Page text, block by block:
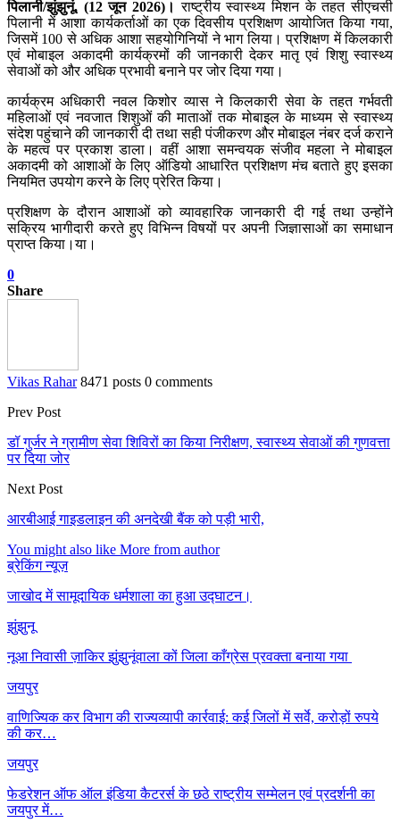
पिलानी/झुंझुनूं, (12 जून 2026)। राष्ट्रीय स्वास्थ्य मिशन के तहत सीएचसी
पिलानी में आशा कार्यकर्ताओं का एक दिवसीय प्रशिक्षण आयोजित किया गया,
जिसमें 100 से अधिक आशा सहयोगिनियों ने भाग लिया। प्रशिक्षण में किलकारी
एवं मोबाइल अकादमी कार्यक्रमों की जानकारी देकर मातृ एवं शिशु स्वास्थ्य
सेवाओं को और अधिक प्रभावी बनाने पर जोर दिया गया।
कार्यक्रम अधिकारी नवल किशोर व्यास ने किलकारी सेवा के तहत गर्भवती
महिलाओं एवं नवजात शिशुओं की माताओं तक मोबाइल के माध्यम से स्वास्थ्य
संदेश पहुंचाने की जानकारी दी तथा सही पंजीकरण और मोबाइल नंबर दर्ज कराने
के महत्व पर प्रकाश डाला। वहीं आशा समन्वयक संजीव महला ने मोबाइल
अकादमी को आशाओं के लिए ऑडियो आधारित प्रशिक्षण मंच बताते हुए इसका
नियमित उपयोग करने के लिए प्रेरित किया।
प्रशिक्षण के दौरान आशाओं को व्यावहारिक जानकारी दी गई तथा उन्होंने
सक्रिय भागीदारी करते हुए विभिन्न विषयों पर अपनी जिज्ञासाओं का समाधान
प्राप्त किया।या।
0
Share
Vikas Rahar 8471 posts 0 comments
Prev Post
डॉ गुर्जर ने ग्रामीण सेवा शिविरों का किया निरीक्षण, स्वास्थ्य सेवाओं की गुणवत्ता
पर दिया जोर
Next Post
आरबीआई गाइडलाइन की अनदेखी बैंक को पड़ी भारी,
You might also like More from author
ब्रेकिंग न्यूज़
जाखोद में सामूदायिक धर्मशाला का हुआ उद्घाटन।
झुंझुनू
नूआ निवासी ज़ाकिर झुंझुनूंवाला कों जिला काँग्रेस प्रवक्ता बनाया गया
जयपुर
वाणिज्यिक कर विभाग की राज्यव्यापी कार्रवाई: कई जिलों में सर्वे, करोड़ों रुपये
की कर…
जयपुर
फेडरेशन ऑफ ऑल इंडिया कैटरर्स के छठे राष्ट्रीय सम्मेलन एवं प्रदर्शनी का
जयपुर में…